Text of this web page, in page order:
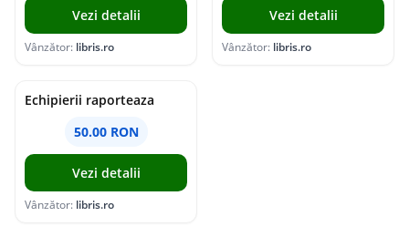
Vezi detalii
Vânzător: libris.ro
Vezi detalii
Vânzător: libris.ro
Echipierii raporteaza
50.00 RON
Vezi detalii
Vânzător: libris.ro